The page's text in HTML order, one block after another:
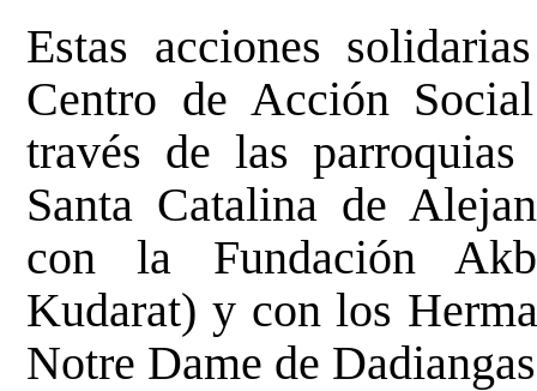
Estas acciones
Centro de Acción
través de las
Santa Catalina de
con la Fundación
Kudarat) y con los
Notre Dame de